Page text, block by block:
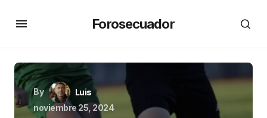
Forosecuador
By
Luis
noviembre 25, 2024